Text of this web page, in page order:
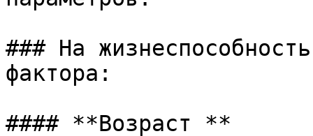
### На
фактора:
#### **Возраст **